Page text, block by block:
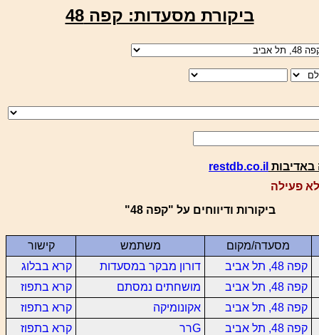
ביקורת מסעדות: קפה 48
restdb.co.il
פעילה
ביקורות ודיווחים על "קפה 48"
מסעדה/מקום משתמש
קישור
קפה 48, תל אביב
דורון מבקר במסעדות
קרא בבלוג
קפה 48, תל אביב
מושחתים נמסתם
קרא בתפוז
קפה 48, תל אביב
אקונומיקה
קרא בתפוז
קפה 48, תל אביב
Gרר
קרא בתפוז